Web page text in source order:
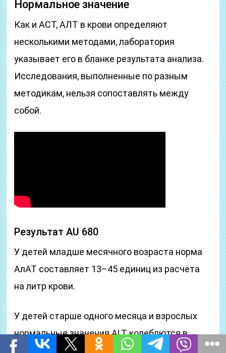
Нормальное значение
Как и АСТ, АЛТ в крови определяют
несколькими методами, лаборатория
указывает его в бланке результата анализа.
Исследования, выполненные по разным
методикам, нельзя сопоставлять между
собой.
Результат AU 680
У детей младше месячного возраста норма
АлАТ составляет 13–45 единиц из расчёта
на литр крови.
У детей старше одного месяца и взрослых
нормальные значения ALT колеблются в
зависимости от пола: